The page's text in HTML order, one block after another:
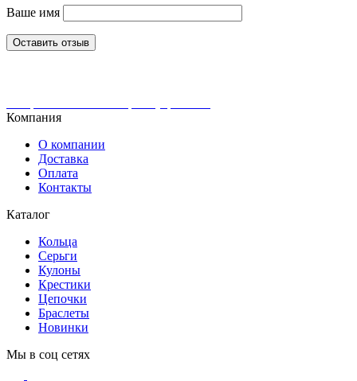
Ваше имя
Оставить отзыв
Компания
О компании
Доставка
Оплата
Контакты
Каталог
Кольца
Серьги
Кулоны
Крестики
Цепочки
Браслеты
Новинки
Мы в соц сетях